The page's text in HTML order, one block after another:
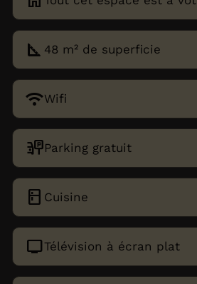
square_foot 48 m² de superficie
wifiWifi
parking_signParking gratuit
kitchen Cuisine
tvTélévision à écran plat